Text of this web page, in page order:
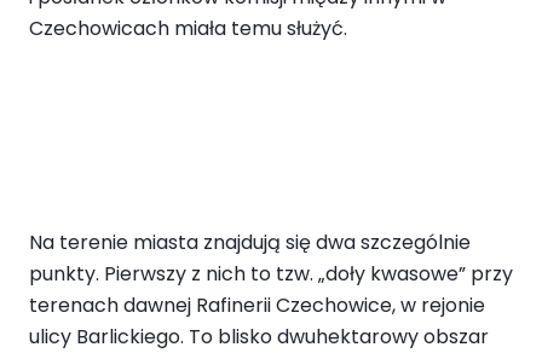
Czechowicach miała temu służyć.
Na terenie miasta znajdują się dwa szczególnie
punkty. Pierwszy z nich to tzw. „doły kwasowe” przy
terenach dawnej Rafinerii Czechowice, w rejonie
ulicy Barlickiego. To blisko dwuhektarowy obszar